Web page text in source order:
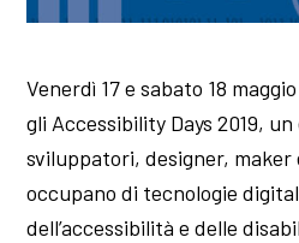
Venerdì 17 e sabato 18
gli Accessibility Days 2019,
sviluppatori, designer,
occupano di tecnologie
dell’accessibilità e delle